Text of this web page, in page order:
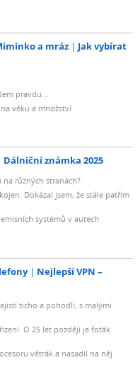
a mráz
Jak vybírat
pravdu...
věku a množství
Dálniční známka 2025
různých stranách?
Dokázal jsem, že stále patřím
systémů v autech
Nejlepší VPN –
ticho a pohodlí, s malými
O 25 let později je foťák
větrák a nasadil na něj